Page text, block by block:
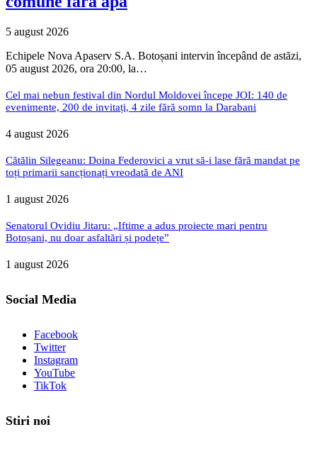
5 august 2026
Echipele Nova Apaserv S.A. Botoșani intervin începând de astăzi,
05 august 2026, ora 20:00, la…
Cel mai nebun festival din Nordul Moldovei începe JOI: 140 de
evenimente, 200 de invitați, 4 zile fără somn la Darabani
4 august 2026
Cătălin Silegeanu: Doina Federovici a vrut să-i lase fără mandat pe
toți primarii sancționați vreodată de ANI
1 august 2026
Senatorul Ovidiu Jitaru: „Iftime a adus proiecte mari pentru
Botoșani, nu doar asfaltări și podețe”
1 august 2026
Social Media
Facebook
Twitter
Instagram
YouTube
TikTok
Stiri noi